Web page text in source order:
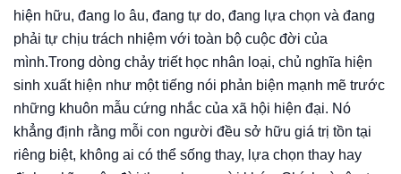
hiện hữu, đang lo âu, đang tự do, đang lựa chọn và đang
phải tự chịu trách nhiệm với toàn bộ cuộc đời của
mình.Trong dòng chảy triết học nhân loại, chủ nghĩa hiện
sinh xuất hiện như một tiếng nói phản biện mạnh mẽ trước
những khuôn mẫu cứng nhắc của xã hội hiện đại. Nó
khẳng định rằng mỗi con người đều sở hữu giá trị tồn tại
riêng biệt, không ai có thể sống thay, lựa chọn thay hay